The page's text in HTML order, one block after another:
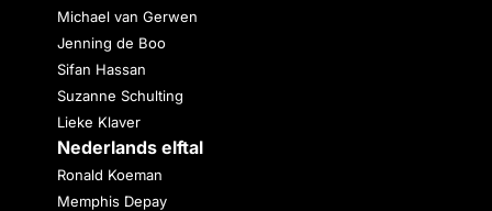
Michael van Gerwen
Jenning de Boo
Sifan Hassan
Suzanne Schulting
Lieke Klaver
Nederlands elftal
Ronald Koeman
Memphis Depay